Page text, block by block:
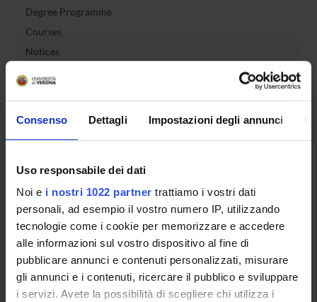
Consenso Dettagli Impostazioni degli annunci
Uso responsabile dei dati
Noi e i nostri 1022 partner trattiamo i vostri dati
personali, ad esempio il vostro numero IP, utilizzando
tecnologie come i cookie per memorizzare e accedere
alle informazioni sul vostro dispositivo al fine di
pubblicare annunci e contenuti personalizzati, misurare
gli annunci e i contenuti, ricercare il pubblico e sviluppare
i servizi. Avete la possibilità di scegliere chi utilizza i
Degree Programme
Courses
Notices
International Students
OFFERTA FORMATIVA
SEMESTRE FILTRO
CORSI DI LAUREA